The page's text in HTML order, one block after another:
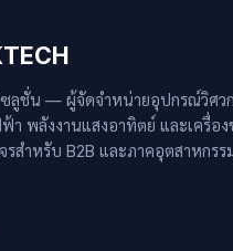
ลูชั่น — ผู้จัดจำหน่ายอุปกรณ์วิศว
า พลังงานแสงอาทิตย์ และเครื่อ
สำหรับ B2B และภาคอุตสาหกรร